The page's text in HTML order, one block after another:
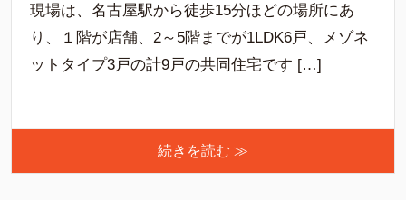
現場は、名古屋駅から徒歩15分ほどの場所にあ
り、１階が店舗、2～5階までが1LDK6戸、メゾネ
ットタイプ3戸の計9戸の共同住宅です […]
続きを読む ≫